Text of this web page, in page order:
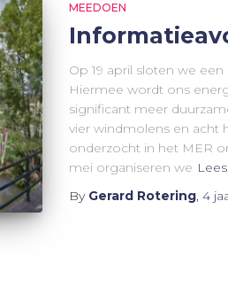
MEEDOEN
Op 19 april sloten we
Hiermee wordt ons
significant meer
vier windmolens en acht
onderzocht in het MER
mei organiseren we
By Gerard Rotering, 4